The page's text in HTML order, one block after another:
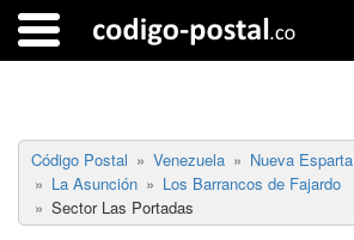
Código Postal Venezuela Nueva Esparta
La Asunción
Los Barrancos de Fajardo
Sector Las Portadas